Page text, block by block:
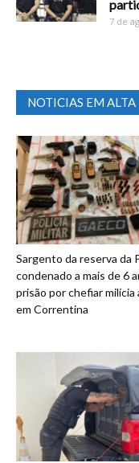
7 de
NOTICIAS EM ALTA
Sargento da reserva da
condenado a mais de 6
prisão por chefiar milícia
em Correntina